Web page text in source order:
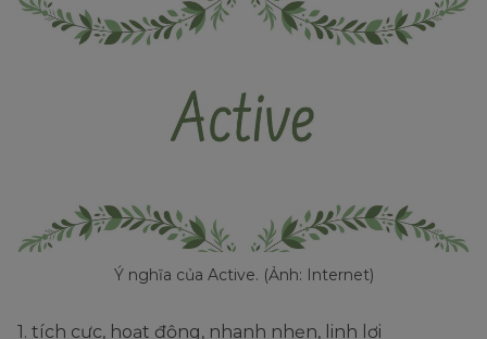
Ý nghĩa của Active. (Ảnh: Internet)
1. tích cực, hoạt động, nhanh nhẹn, linh lợi